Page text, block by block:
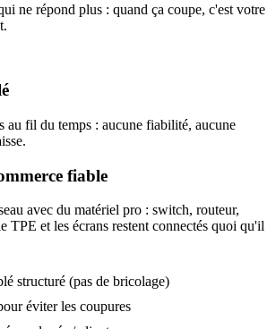
ne répond plus : quand ça coupe, c'est votre
au fil du temps : aucune fiabilité, aucune
fiable
avec du matériel pro : switch, routeur,
TPE et les écrans restent connectés quoi qu'il
structuré (pas de bricolage)
éviter les coupures